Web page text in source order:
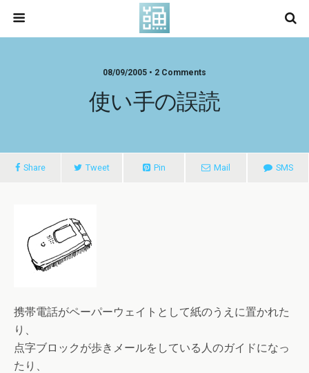
08/09/2005 • 2 Comments
使い手の誤読
Share Tweet Pin Mail SMS
携帯電話がペーパーウェイトとして紙のうえに置かれた
り、
点字ブロックが歩きメールをしている人のガイドになっ
たり、